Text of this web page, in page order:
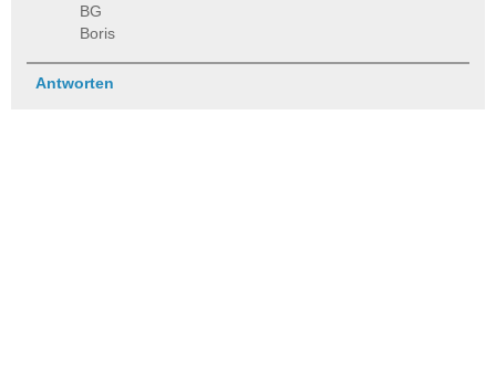
BG
Boris
Antworten